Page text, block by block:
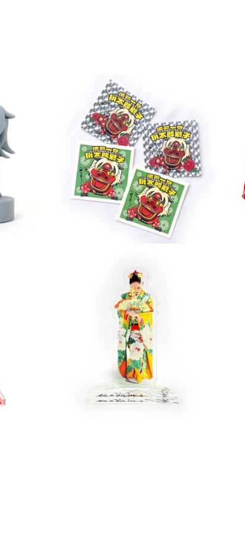
太郎獅
ンオブ
＼獅子舞応援／ 噛み付き（=神つき）シ
ール2種類×各2枚入り
¥1,111
神つ
＼獅子舞応援／ 花柳竹寿女"三番
叟"アクスタ
¥2,222